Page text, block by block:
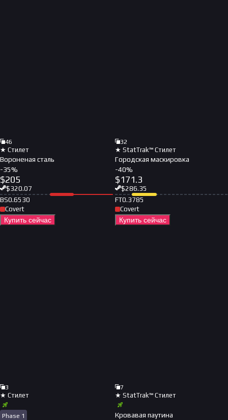
46
★ Стилет
Вороненая сталь
-35%
$205
$320.07
BS0.6530
Covert
Купить сейчас
32
★ StatTrak™ Стилет
Городская маскировка
-40%
$171.3
$286.35
FT0.3785
Covert
Купить сейчас
3
★ Стилет
Phase 1
7
★ StatTrak™ Стилет
Кровавая паутина